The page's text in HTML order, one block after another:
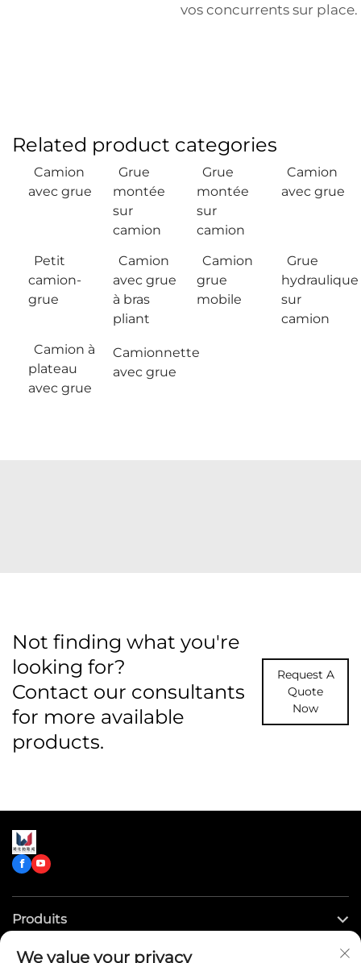
vos concurrents sur place.
Related product categories
Camion
avec grue
Grue
montée
sur
camion
Grue
montée
sur
camion
Camion
avec grue
Petit
camion-
grue
Camion
avec grue
à bras
pliant
Camion
grue
mobile
Grue
hydraulique
sur
camion
Camion à
plateau
avec grue
Camionnette
avec grue
Not finding what you're
looking for?
Contact our consultants
for more available
products.
Request A
Quote
Now
Produits
We value your privacy